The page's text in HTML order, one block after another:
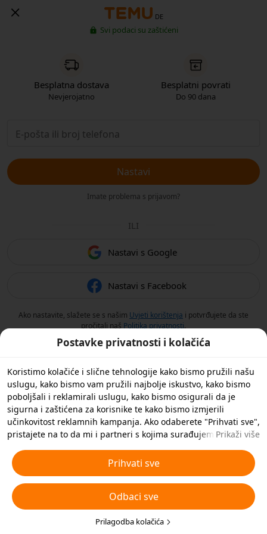
DE
Svi podaci su zaštićeni
Besplatna dostava
Nevjerojatno
Besplatni povrati
Do 90 dana
Nastavi
Imate problema s prijavom?
ILI
Nastavi s Google
Nastavi s Facebook
Ako nastavite, slažete se s našim Uvjeti korištenja i potvrđujete da ste
pročitali naš Politika privatnosti.
Postavke privatnosti i kolačića
Koristimo kolačiće i slične tehnologije kako bismo pružili našu
uslugu, kako bismo vam pružili najbolje iskustvo, kako bismo
poboljšali i reklamirali uslugu, kako bismo osigurali da je
sigurna i zaštićena za korisnike te kako bismo izmjerili
učinkovitost reklamnih kampanja. Ako odaberete "Prihvati sve",
pristajete na to da mi i partneri s kojima surađujemo
oglašavanja. Također možete 'Odbiti sve' nebitne kolačiće ili
odabrati koje vrste kolačića želite prihvatiti ili onemogućiti
klikom na 'Prilagodi kolačiće' ispod ili u bilo kojem trenutku u
svojim postavkama privatnosti. Za više pojedinosti pogledajte
našaPravila o kolačićima i sličnim tehnologijama.
Prikaži više
Prihvati sve
Odbaci sve
Prilagodba kolačića